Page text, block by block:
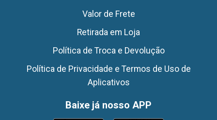
Valor de Frete
Retirada em Loja
Política de Troca e Devolução
Política de Privacidade e Termos de Uso de
Aplicativos
Baixe já nosso APP